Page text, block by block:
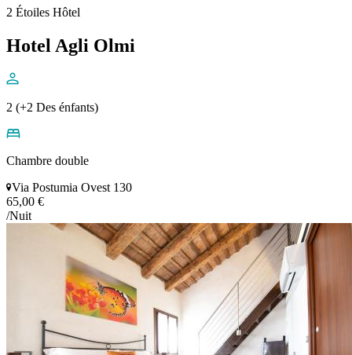
2 Étoiles Hôtel
Hotel Agli Olmi
2 (+2 Des énfants)
Chambre double
Via Postumia Ovest 130
65,00 €
/Nuit